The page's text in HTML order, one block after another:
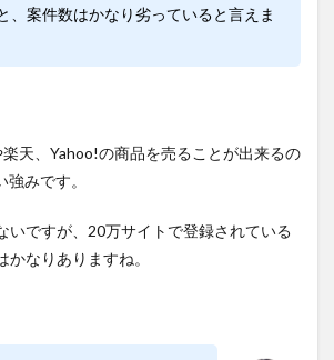
、案件数はかなり劣っていると言えま
天、Yahoo!の商品を売ることが出来るの
みです。
いですが、20万サイトで登録されている
なりありますね。